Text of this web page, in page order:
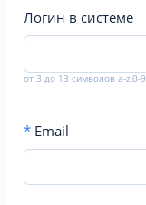
Логин в системе
от 3 до 13 символов a-z,0-9
* Email